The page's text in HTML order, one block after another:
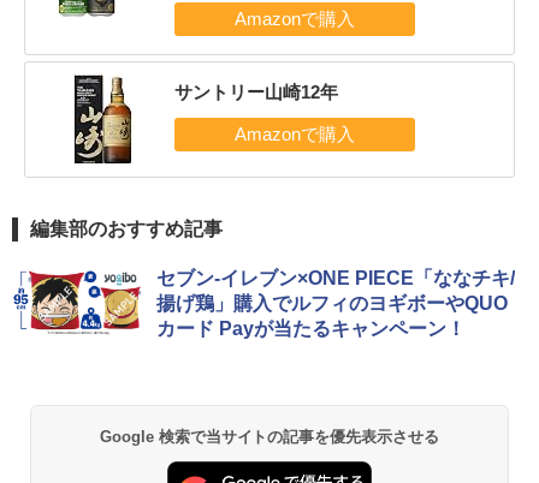
サントリー山崎12年
編集部のおすすめ記事
セブン-イレブン×ONE PIECE「ななチキ/
揚げ鶏」購入でルフィのヨギボーやQUO
カード Payが当たるキャンペーン！
Google 検索で当サイトの記事を優先表示させる